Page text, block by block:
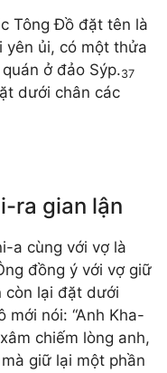
Tông Đồ đặt tên là
yên ủi, có một thửa
ở đảo Sýp.37
dưới chân các
ra gian lận
a cùng với vợ là
đồng ý với vợ giữ
còn lại đặt dưới
mới nói: “Anh Kha-
chiếm lòng anh,
giữ lại một phần